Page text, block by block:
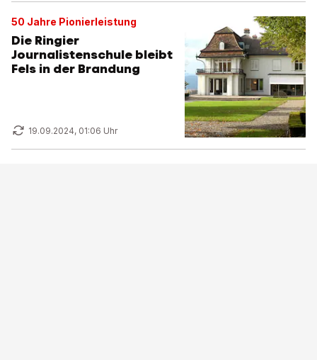
50 Jahre Pionierleistung
Die Ringier
Journalistenschule bleibt
Fels in der Brandung
19.09.2024, 01:06 Uhr